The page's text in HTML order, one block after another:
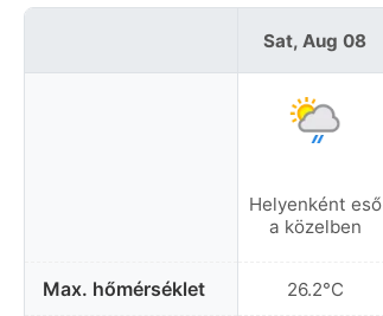
Max. hőmérséklet
Sat, Aug 08
Helyenként eső
a közelben
26.2°C